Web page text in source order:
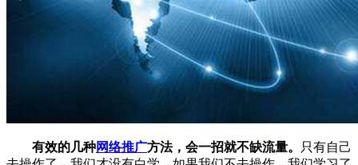
有效的几种网络推广方法，会一招就不缺流量。
只有自己